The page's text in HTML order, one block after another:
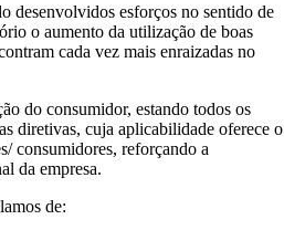
desenvolvidos esforços no sentido de
o aumento da utilização de boas
cada vez mais enraizadas no
do consumidor, estando todos os
diretivas, cuja aplicabilidade oferece o
consumidores, reforçando a
da empresa.
de: